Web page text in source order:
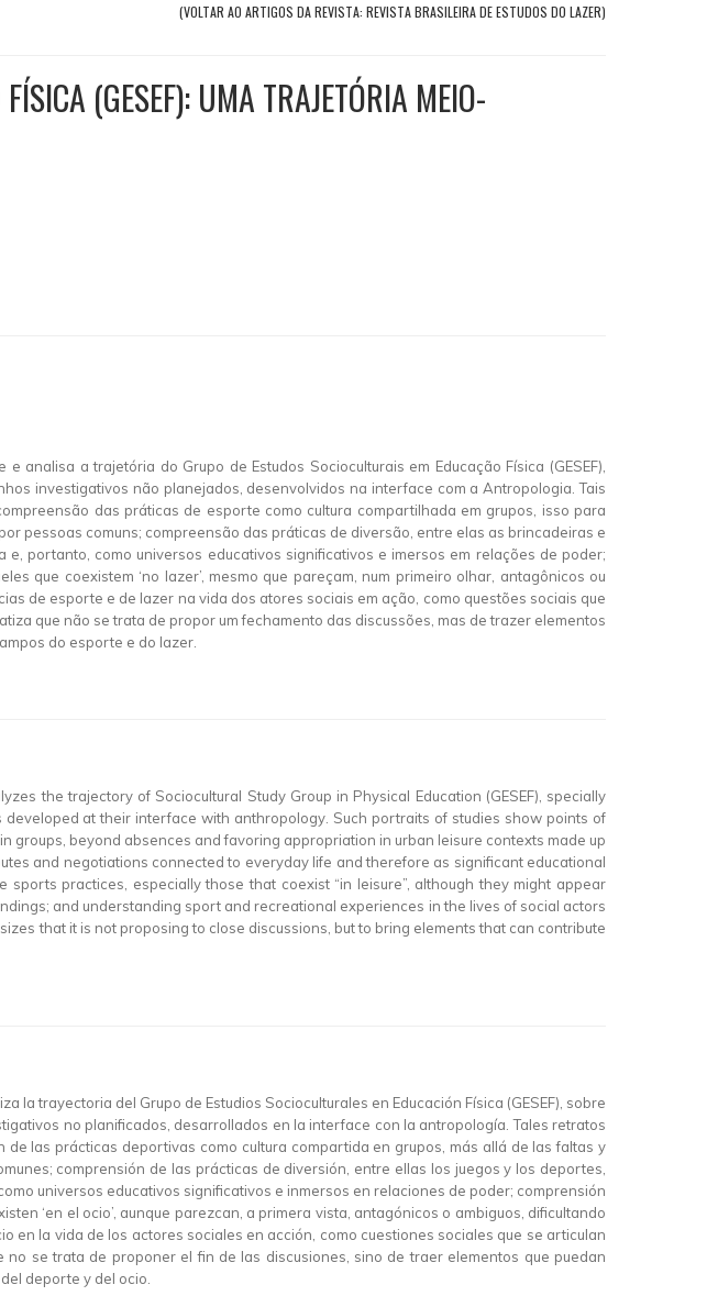
(VOLTAR AO ARTIGOS DA REVISTA: REVISTA BRASILEIRA DE ESTUDOS DO LAZER)
(GESEF): UMA TRAJETÓRIA MEIO-
a trajetória do Grupo de Estudos Socioculturais em Educação Física (GESEF),
investigativos não planejados, desenvolvidos na interface com a Antropologia. Tais
das práticas de esporte como cultura compartilhada em grupos, isso para
pessoas comuns; compreensão das práticas de diversão, entre elas as brincadeiras e
portanto, como universos educativos significativos e imersos em relações de poder;
que coexistem ‘no lazer’, mesmo que pareçam, num primeiro olhar, antagônicos ou
de esporte e de lazer na vida dos atores sociais em ação, como questões sociais que
que não se trata de propor um fechamento das discussões, mas de trazer elementos
do esporte e do lazer.
the trajectory of Sociocultural Study Group in Physical Education (GESEF), specially
at their interface with anthropology. Such portraits of studies show points of
beyond absences and favoring appropriation in urban leisure contexts made up
and negotiations connected to everyday life and therefore as significant educational
practices, especially those that coexist “in leisure”, although they might appear
and understanding sport and recreational experiences in the lives of social actors
that it is not proposing to close discussions, but to bring elements that can contribute
trayectoria del Grupo de Estudios Socioculturales en Educación Física (GESEF), sobre
no planificados, desarrollados en la interface con la antropología. Tales retratos
las prácticas deportivas como cultura compartida en grupos, más allá de las faltas y
comprensión de las prácticas de diversión, entre ellas los juegos y los deportes,
universos educativos significativos e inmersos en relaciones de poder; comprensión
‘en el ocio’, aunque parezcan, a primera vista, antagónicos o ambiguos, dificultando
la vida de los actores sociales en acción, como cuestiones sociales que se articulan
se trata de proponer el fin de las discusiones, sino de traer elementos que puedan
deporte y del ocio.